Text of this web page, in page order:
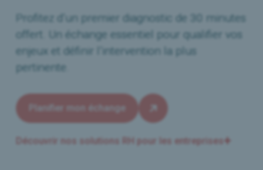
Profitez d’un premier diagnostic de 30 minutes
offert. Un échange essentiel pour qualifier vos
enjeux et définir l’intervention la plus
pertinente.
Planifier mon échange
Découvrir nos solutions RH pour les entreprises